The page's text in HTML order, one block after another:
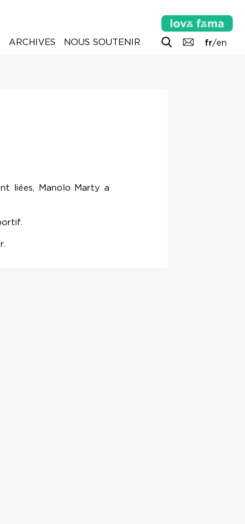
fr/en
ARCHIVES NOUS SOUTENIR
liées, Manolo Marty a